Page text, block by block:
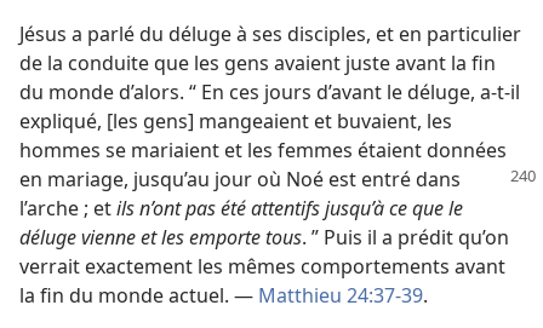
Jésus a parlé du déluge à ses disciples, et en particulier
de la conduite que les gens avaient juste avant la fin
du monde d’alors. “ En ces jours d’avant le déluge, a-​t-​il
expliqué, [les gens] mangeaient et buvaient, les
hommes se mariaient et les femmes étaient données
en mariage, jusqu’au jour où Noé est entré dans
l’arche ; etils n’ont pas été attentifs jusqu’à ce que le
déluge vienne et les emporte tous. ” Puis il a prédit qu’on
verrait exactement les mêmes comportements avant
la fin du monde actuel. — Matthieu 24:37-39.